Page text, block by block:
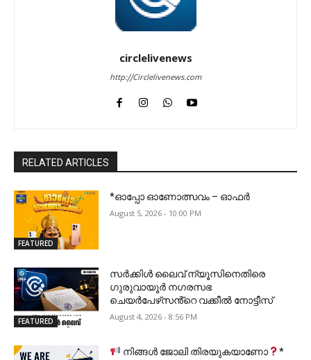
circlelivenews
http://Circlelivenews.com
RELATED ARTICLES
FEATURED
*ഓപ്പോ ഓണോത്സവം – ഓഫർ
August 5, 2026 - 10:00 PM
FEATURED
സർക്കിൾ ലൈവ് ന്യൂസിനെതിരെ
ഗുരുവായൂർ നഗരസഭ
ചെയർപേഴ്‌സൻ്റെ വക്കീൽ നോട്ടീസ്
August 4, 2026 - 8:56 PM
നിങ്ങൾ ജോലി തിരയുകയാണോ *